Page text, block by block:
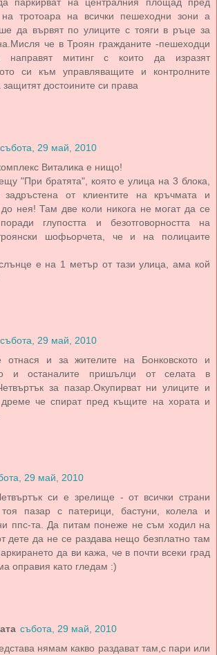
на тротоара на всички пешеходни зони а
да вървят по улиците с тояги в ръце за
че в Троян гражданите -пешеходци
направят митинг с които да изразят
си към управляващите и контролните
защитят достоините си права
събота, 29 май, 2010
Виталика е нищо!
"При братята", която е улица на 3 блока,
от клиентите на кръчмата и
нея! Там две коли никога не могат да се
глупостта и безотговорността на
шофьорчета, че и на полицаите
е на 1 метър от тази улица, ама кой
събота, 29 май, 2010
и за жителите на Бонковското и
и останалите пришълци от селата в
за пазар.Окупирват ни улиците и
че спират пред къщите на хората и
29 май, 2010
си е зрелище - от всички страни
пазар с патерици, бастуни, колела и
ппс-та. Да питам понеже не съм ходил на
дете да не се раздава нещо безплатно там
да ви кажа, че в почти всеки град
оправия като гледам :)
събота, 29 май, 2010
нямам какво раздават там,с пари или